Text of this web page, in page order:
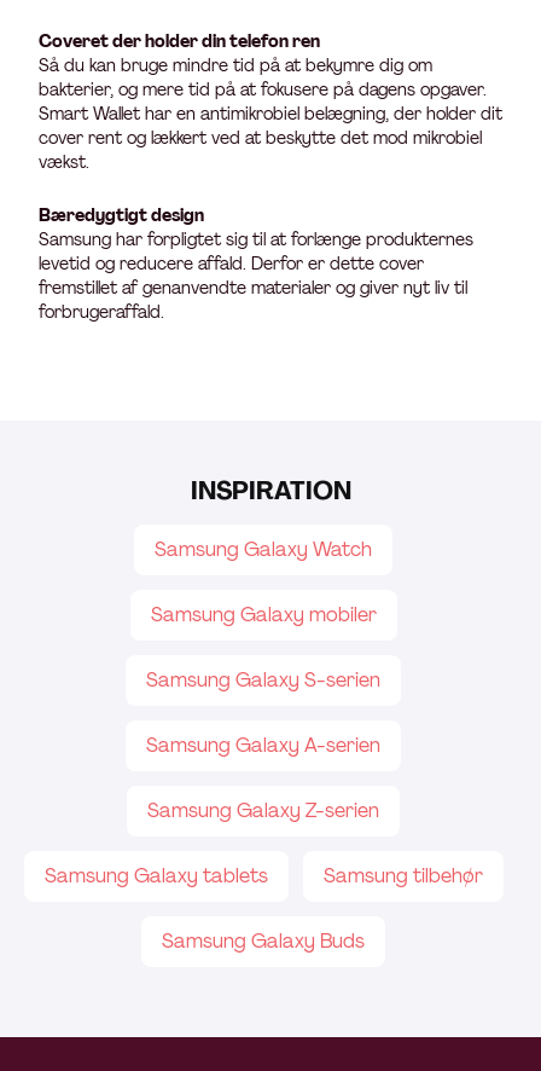
Coveret der holder din telefon ren
Så du kan bruge mindre tid på at bekymre dig om
bakterier, og mere tid på at fokusere på dagens opgaver.
Smart Wallet har en antimikrobiel belægning, der holder dit
cover rent og lækkert ved at beskytte det mod mikrobiel
vækst.
Bæredygtigt design
Samsung har forpligtet sig til at forlænge produkternes
levetid og reducere affald. Derfor er dette cover
fremstillet af genanvendte materialer og giver nyt liv til
forbrugeraffald.
INSPIRATION
Samsung Galaxy Watch
Samsung Galaxy mobiler
Samsung Galaxy S-serien
Samsung Galaxy A-serien
Samsung Galaxy Z-serien
Samsung Galaxy tablets Samsung tilbehør
Samsung Galaxy Buds